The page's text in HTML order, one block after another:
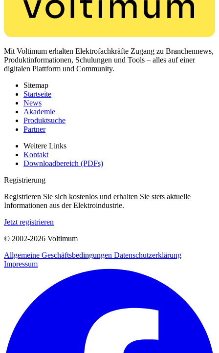
Mit Voltimum erhalten Elektrofachkräfte Zugang zu Branchennews,
Produktinformationen, Schulungen und Tools – alles auf einer
digitalen Plattform und Community.
Sitemap
Startseite
News
Akademie
Produktsuche
Partner
Weitere Links
Kontakt
Downloadbereich (PDFs)
Registrierung
Registrieren Sie sich kostenlos und erhalten Sie stets aktuelle
Informationen aus der Elektroindustrie.
Jetzt registrieren
© 2002-2026 Voltimum
Allgemeine Geschäftsbedingungen Datenschutzerklärung
Impressum